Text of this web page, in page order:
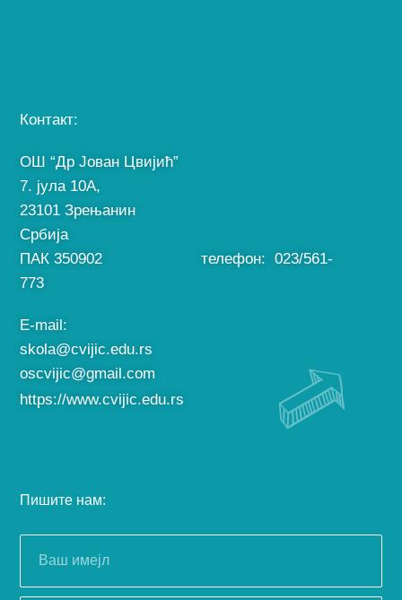
Контакт:
ОШ “Др Јован Цвијић”
7. јула 10A,
23101 Зрењанин
Србија
ПАК 350902 телефон: 023/561-
773
E-mail:
skola@cvijic.edu.rs
oscvijic@gmail.com
https://www.cvijic.edu.rs
Пишите нам: